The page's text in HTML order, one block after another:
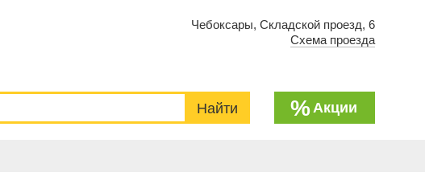
Чебоксары, Складской проезд, 6
Схема проезда
%Акции